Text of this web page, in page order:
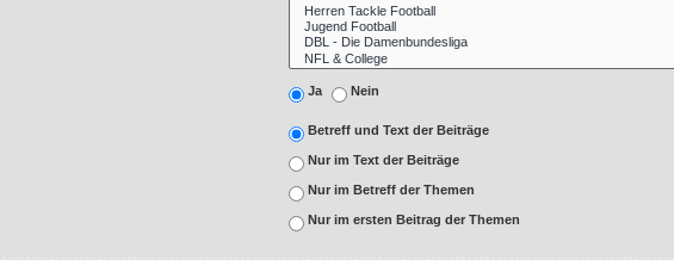
Ja Nein
Betreff und Text der Beiträge
Nur im Text der Beiträge
Nur im Betreff der Themen
Nur im ersten Beitrag der Themen